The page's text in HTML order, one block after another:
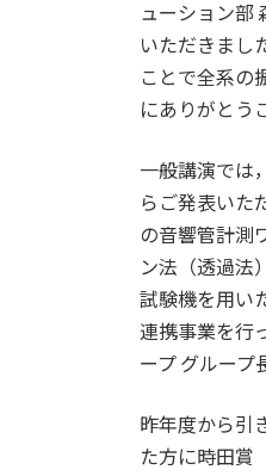
ューション部
いただきまし
ことで全系の
にありがとう
一般講演では
らご発表いた
の音響管計測
ン法（透過法
試験機を用い
連携事業を行
ープ グループ
昨年度から引
た方に時田賞